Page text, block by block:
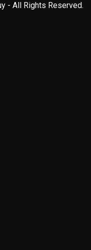
- All Rights Reserved.